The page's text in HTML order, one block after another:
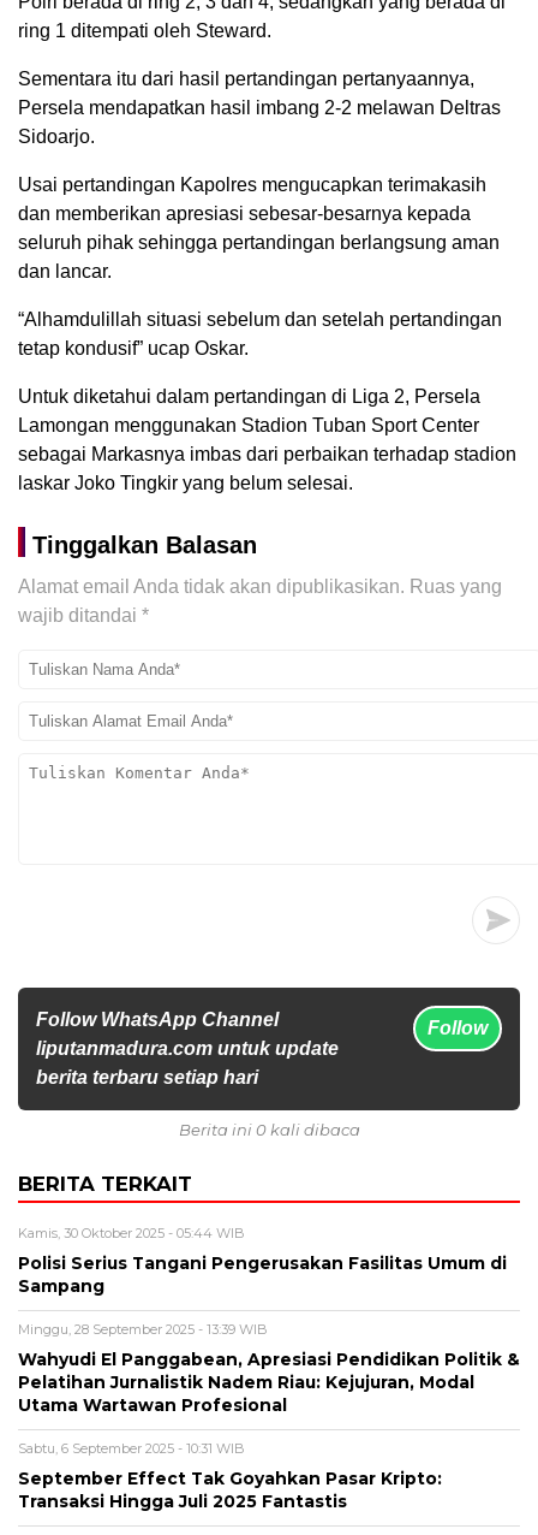
ring 1 ditempati oleh Steward.
Sementara itu dari hasil pertandingan pertanyaannya,
Persela mendapatkan hasil imbang 2-2 melawan Deltras
Sidoarjo.
Usai pertandingan Kapolres mengucapkan terimakasih
dan memberikan apresiasi sebesar-besarnya kepada
seluruh pihak sehingga pertandingan berlangsung aman
dan lancar.
“Alhamdulillah situasi sebelum dan setelah pertandingan
tetap kondusif” ucap Oskar.
Untuk diketahui dalam pertandingan di Liga 2, Persela
Lamongan menggunakan Stadion Tuban Sport Center
sebagai Markasnya imbas dari perbaikan terhadap stadion
laskar Joko Tingkir yang belum selesai.
Tinggalkan Balasan
Alamat email Anda tidak akan dipublikasikan. Ruas yang
wajib ditandai *
Follow WhatsApp Channel
liputanmadura.com untuk update
berita terbaru setiap hari
Follow
Berita ini 0 kali dibaca
BERITA TERKAIT
Kamis, 30 Oktober 2025 - 05:44 WIB
Polisi Serius Tangani Pengerusakan Fasilitas Umum di
Sampang
Minggu, 28 September 2025 - 13:39 WIB
Wahyudi El Panggabean, Apresiasi Pendidikan Politik &
Pelatihan Jurnalistik Nadem Riau: Kejujuran, Modal
Utama Wartawan Profesional
Sabtu, 6 September 2025 - 10:31 WIB
September Effect Tak Goyahkan Pasar Kripto:
Transaksi Hingga Juli 2025 Fantastis